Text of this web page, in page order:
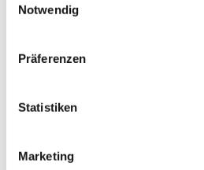
Notwendig
Präferenzen
Statistiken
Marketing